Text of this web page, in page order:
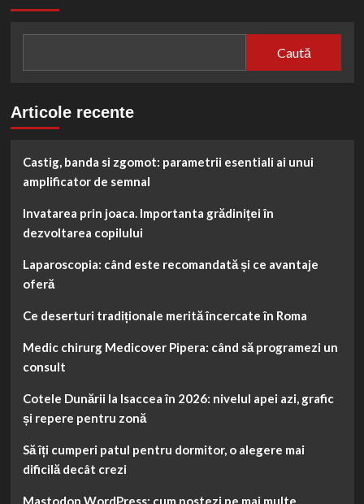
Caută
Articole recente
Castig, banda si zgomot: parametrii esentiali ai unui
amplificator de semnal
Invatarea prin joaca. Importanta grădiniței în
dezvoltarea copilului
Laparoscopia: când este recomandată și ce avantaje
oferă
Ce deserturi tradiționale merită încercate în Roma
Medic chirurg Medicover Pipera: când să programezi un
consult
Cotele Dunării la Isaccea în 2026: nivelul apei azi, grafic
și repere pentru zonă
Să îți cumperi patul pentru dormitor, o alegere mai
dificilă decât crezi
Mastodon WordPress: cum postezi pe mai multe